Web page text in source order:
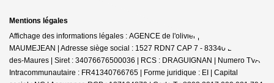
Mentions légales
Affichage des informations légales : AGENCE de l'olivier | Raison sociale : D
MAUMEJEAN | Adresse siège social : 1527 RDN7 CAP 7 - 83340 Le Cannet-
des-Maures | Siret : 34076676500036 | RCS : DRAGUIGNAN | Numero TVA
Intracommunautaire : FR41340766765 | Forme juridique : EI | Capital